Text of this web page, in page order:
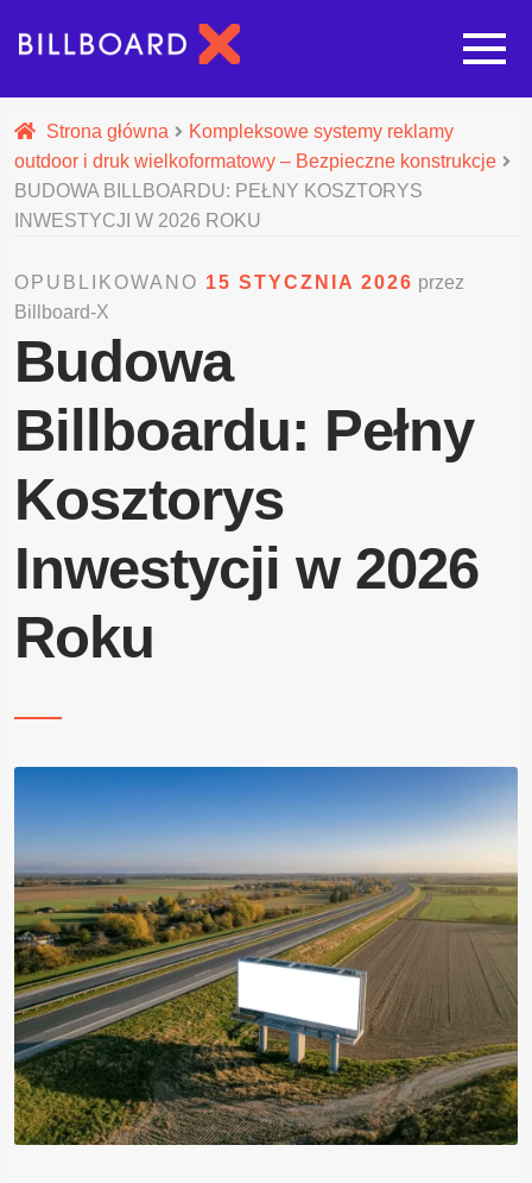
Oferta budowy reklam
Kontakt
Strona główna
Kompleksowe systemy reklamy
outdoor i druk wielkoformatowy – Bezpieczne konstrukcje
BUDOWA BILLBOARDU: PEŁNY KOSZTORYS
INWESTYCJI W 2026 ROKU
OPUBLIKOWANO 15 STYCZNIA 2026 przez
Billboard-X
Budowa
Billboardu: Pełny
Kosztorys
Inwestycji w 2026
Roku